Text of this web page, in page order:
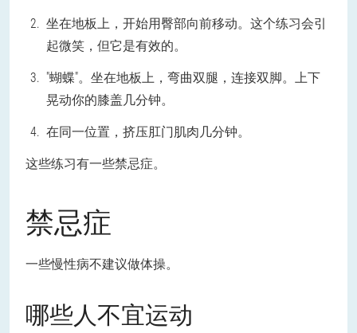
坐在地板上，开始用臀部向前移动。这个练习会引
起微笑，但它是有效的。
"蝴蝶"。坐在地板上，弯曲双腿，连接双脚。上下
晃动你的膝盖几分钟。
在同一位置，挤压肛门肌肉几分钟。
这些练习有一些禁忌症。
禁忌症
一些慢性病不建议做体操。
哪些人不宜运动